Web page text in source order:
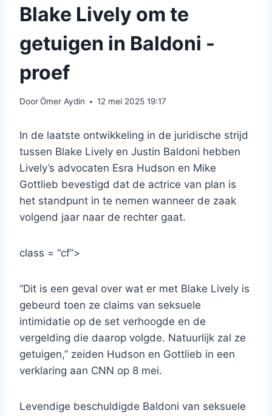
Blake Lively om te
getuigen in Baldoni -
proef
DoorÖmer Aydin 12 mei 2025 19:17
In de laatste ontwikkeling in de juridische strijd
tussen Blake Lively en Justin Baldoni hebben
Lively’s advocaten Esra Hudson en Mike
Gottlieb bevestigd dat de actrice van plan is
het standpunt in te nemen wanneer de zaak
volgend jaar naar de rechter gaat.
class = “cf”>
“Dit is een geval over wat er met Blake Lively is
gebeurd toen ze claims van seksuele
intimidatie op de set verhoogde en de
vergelding die daarop volgde. Natuurlijk zal ze
getuigen,” zeiden Hudson en Gottlieb in een
verklaring aan CNN op 8 mei.
Levendige beschuldigde Baldoni van seksuele